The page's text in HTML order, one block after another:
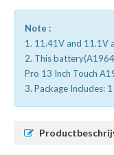
Note :
1. 11.41V and 11.1V
2. This
Pro 13 Inch Touch
3. Package Includes: